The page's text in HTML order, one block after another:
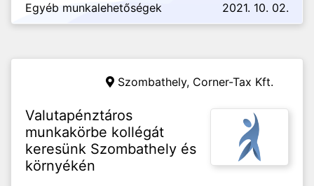
Egyéb munkalehetőségek 2021. 10. 02.
Szombathely, Corner-Tax Kft.
Valutapénztáros
munkakörbe kollégát
keresünk Szombathely és
környékén